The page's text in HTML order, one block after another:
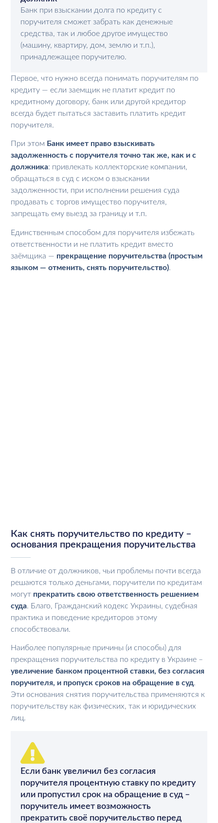
Банк при взыскании долга по кредиту с
поручителя сможет забрать как денежные
средства, так и любое другое имущество
(машину, квартиру, дом, землю и т.п.),
принадлежащее поручителю.
Первое, что нужно всегда понимать поручителям по
кредиту — если заемщик не платит кредит по
кредитному договору, банк или другой кредитор
всегда будет пытаться заставить платить кредит
поручителя.
При этом Банк имеет право взыскивать
задолженность с поручителя точно так же, как и с
должника: привлекать коллекторские компании,
обращаться в суд с иском о взыскании
задолженности, при исполнении решения суда
продавать с торгов имущество поручителя,
запрещать ему выезд за границу и т.п.
Единственным способом для поручителя избежать
ответственности и не платить кредит вместо
заёмщика — прекращение поручительства (простым
языком — отменить, снять поручительство).
Как снять поручительство по кредиту –
основания прекращения поручительства
В отличие от должников, чьи проблемы почти всегда
решаются только деньгами, поручители по кредитам
могут прекратить свою ответственность решением
суда. Благо, Гражданский кодекс Украины, судебная
практика и поведение кредиторов этому
способствовали.
Наиболее популярные причины (и способы) для
прекращения поручительства по кредиту в Украине –
увеличение банком процентной ставки, без согласия
поручителя, и пропуск сроков на обращение в суд.
Эти основания снятия поручительства применяются к
поручительству как физических, так и юридических
лиц.
Если банк увеличил без согласия
поручителя процентную ставку по кредиту
или пропустил срок на обращение в суд –
поручитель имеет возможность
прекратить своё поручительство перед